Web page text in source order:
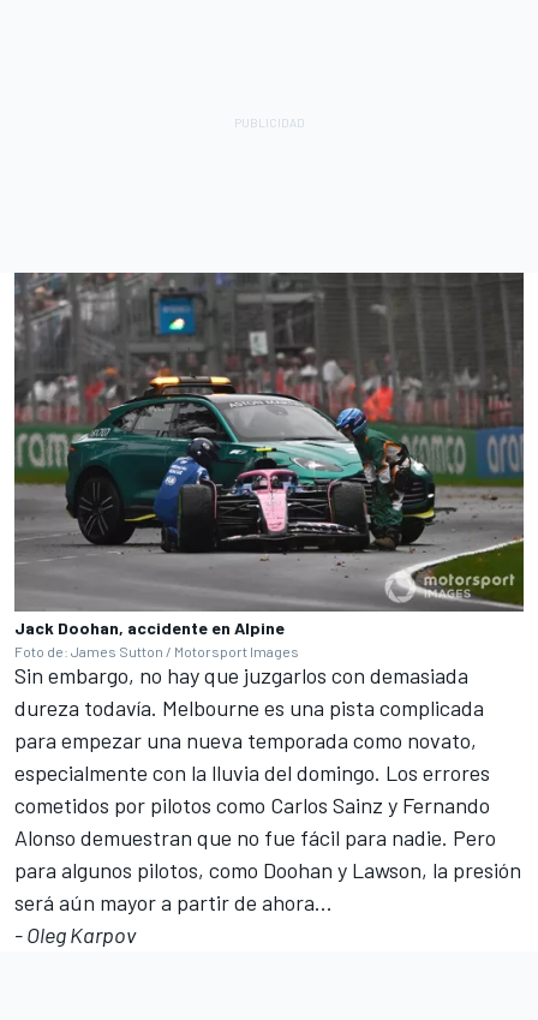
Jack Doohan, accidente en Alpine
Foto de: James Sutton / Motorsport Images
Sin embargo, no hay que juzgarlos con demasiada
dureza todavía. Melbourne es una pista complicada
para empezar una nueva temporada como novato,
especialmente con la lluvia del domingo. Los errores
cometidos por pilotos como Carlos Sainz y Fernando
Alonso demuestran que no fue fácil para nadie. Pero
para algunos pilotos, como Doohan y Lawson, la presión
será aún mayor a partir de ahora...
- Oleg Karpov